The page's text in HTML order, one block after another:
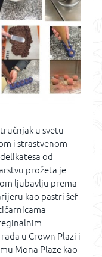
u svetu
i strastvenom
od
prožeta je
ljubavlju prema
kao pastri šef
u Crown Plazi i
Mona Plaze kao